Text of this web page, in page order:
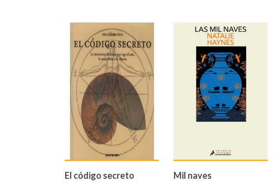
codigo_secreto_ok.jpg
El código secreto
naves.jpg
Mil naves